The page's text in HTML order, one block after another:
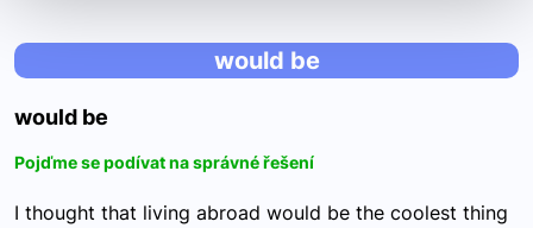
would be
would be
Pojďme se podívat na správné řešení
I thought that living abroad would be the coolest thing